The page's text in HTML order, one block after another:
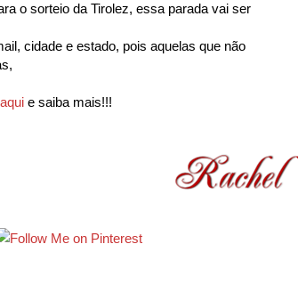
o sorteio da Tirolez, essa parada vai ser
cidade e estado, pois aquelas que não
aqui e saiba mais!!!